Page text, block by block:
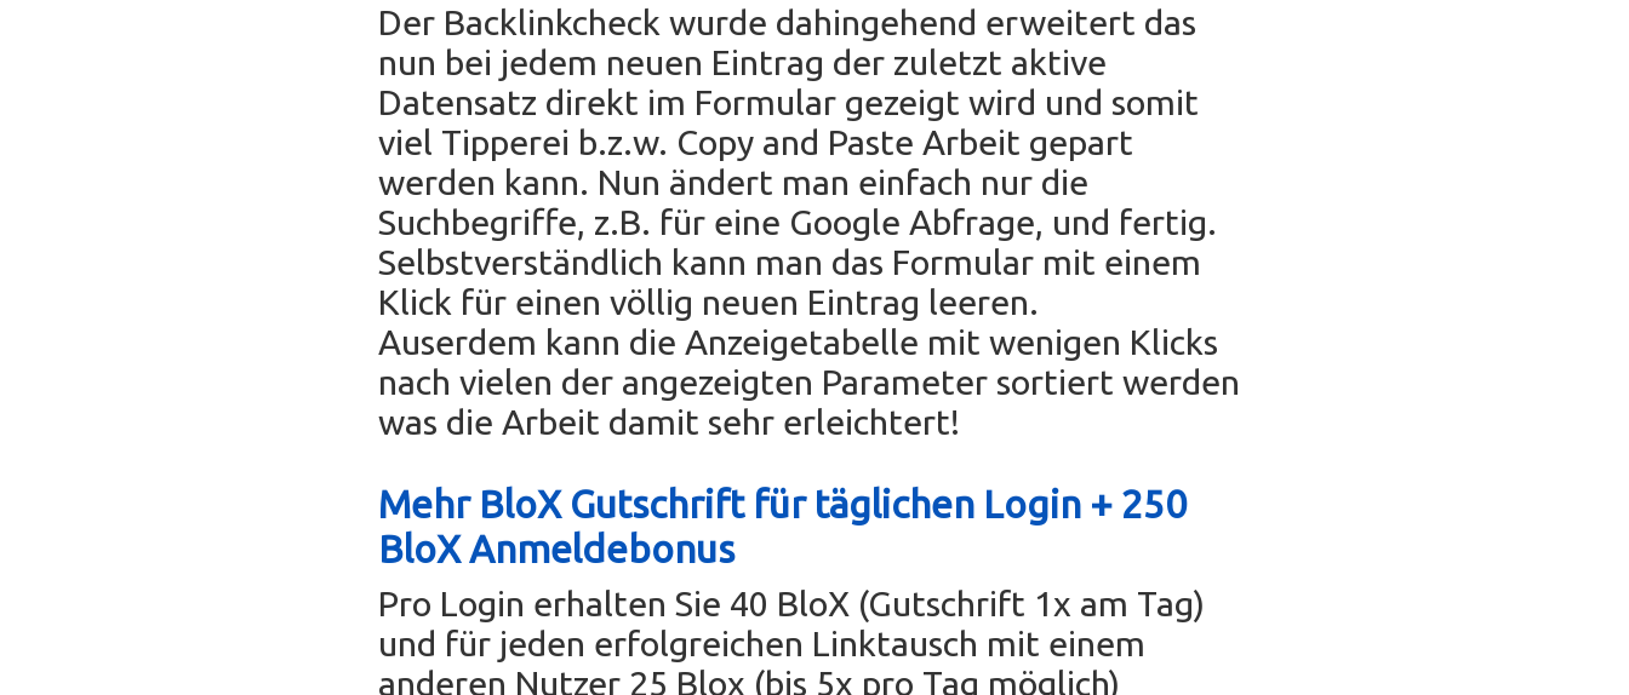
Der Backlinkcheck wurde dahingehend erweitert das
nun bei jedem neuen Eintrag der zuletzt aktive
Datensatz direkt im Formular gezeigt wird und somit
viel Tipperei b.z.w. Copy and Paste Arbeit gepart
werden kann. Nun ändert man einfach nur die
Suchbegriffe, z.B. für eine Google Abfrage, und fertig.
Selbstverständlich kann man das Formular mit einem
Klick für einen völlig neuen Eintrag leeren.
Auserdem kann die Anzeigetabelle mit wenigen Klicks
nach vielen der angezeigten Parameter sortiert werden
was die Arbeit damit sehr erleichtert!
Mehr BloX Gutschrift für täglichen Login + 250
BloX Anmeldebonus
Pro Login erhalten Sie 40 BloX (Gutschrift 1x am Tag)
und für jeden erfolgreichen Linktausch mit einem
anderen Nutzer 25 Blox (bis 5x pro Tag möglich)